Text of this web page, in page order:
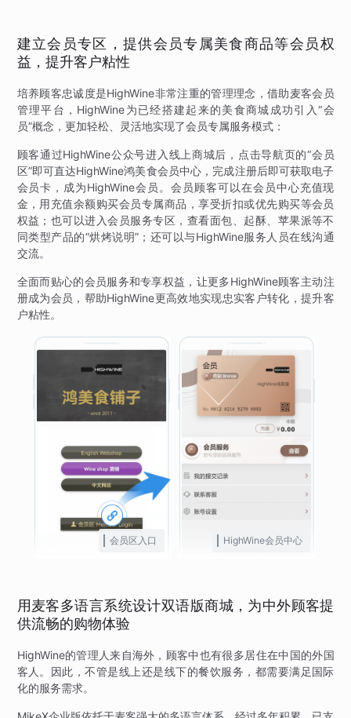
建立会员专区，提供会员专属美食商品等会员权
益，提升客户粘性
培养顾客忠诚度是HighWine非常注重的管理理念，借助麦客会员
管理平台，HighWine为已经搭建起来的美食商城成功引入“会
员”概念，更加轻松、灵活地实现了会员专属服务模式：
顾客通过HighWine公众号进入线上商城后，点击导航页的“会员
区”即可直达HighWine鸿美食会员中心，完成注册后即可获取电子
会员卡，成为HighWine会员。会员顾客可以在会员中心充值现
金，用充值余额购买会员专属商品，享受折扣或优先购买等会员
权益；也可以进入会员服务专区，查看面包、起酥、苹果派等不
同类型产品的“烘烤说明”；还可以与HighWine服务人员在线沟通
交流。
全面而贴心的会员服务和专享权益，让更多HighWine顾客主动注
册成为会员，帮助HighWine更高效地实现忠实客户转化，提升客
户粘性。
会员区入口 HighWine会员中心
用麦客多语言系统设计双语版商城，为中外顾客提
供流畅的购物体验
HighWine的管理人来自海外，顾客中也有很多居住在中国的外国
客人。因此，不管是线上还是线下的餐饮服务，都需要满足国际
化的服务需求。